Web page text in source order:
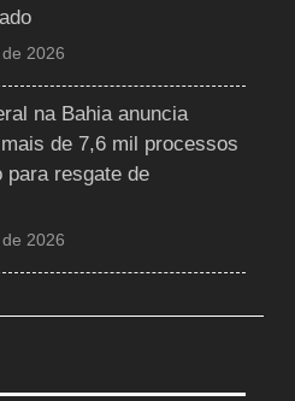
2026
na Bahia anuncia
de 7,6 mil processos
para resgate de
2026